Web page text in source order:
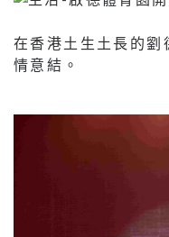
在香港土生土長的劉
情意結。